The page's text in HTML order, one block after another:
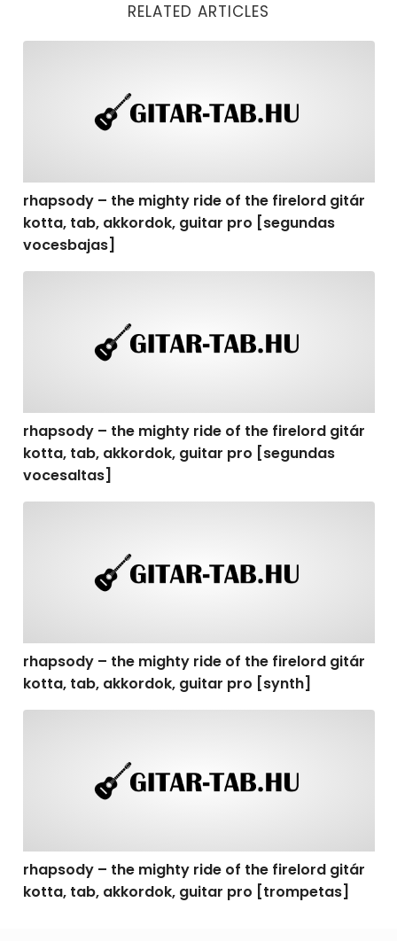
RELATED ARTICLES
rhapsody – the mighty ride of the firelord gitár
kotta, tab, akkordok, guitar pro [segundas
vocesbajas]
rhapsody – the mighty ride of the firelord gitár
kotta, tab, akkordok, guitar pro [segundas
vocesaltas]
rhapsody – the mighty ride of the firelord gitár
kotta, tab, akkordok, guitar pro [synth]
rhapsody – the mighty ride of the firelord gitár
kotta, tab, akkordok, guitar pro [trompetas]